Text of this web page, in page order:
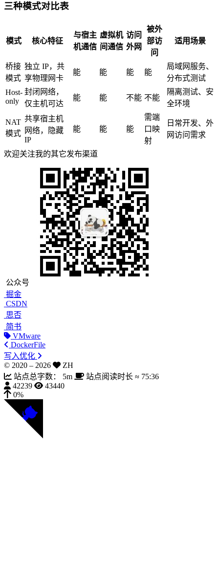
三种模式对比表
模式 核心特征
与宿主
机通信
虚拟机
间通信
访问
外网
被外
部访
问
适用场景
桥接
模式
独立 IP，共
享物理网卡
能 能 能 能
局域网服务、
分布式测试
Host-
only
封闭网络，
仅主机可达
能 能 不能 不能
隔离测试、安
全环境
NAT
模式
共享宿主机
网络，隐藏
IP
能 能 能
需端
口映
射
日常开发、外
网访问需求
欢迎关注我的其它发布渠道
公众号
掘金
CSDN
思否
简书
VMware
DockerFile
写入优化
© 2020 – 2026
ZH
站点总字数：
5m 站点阅读时长 ≈ 75:36
42239
43440
0%